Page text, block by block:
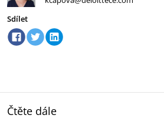
Sdílet
Čtěte dále